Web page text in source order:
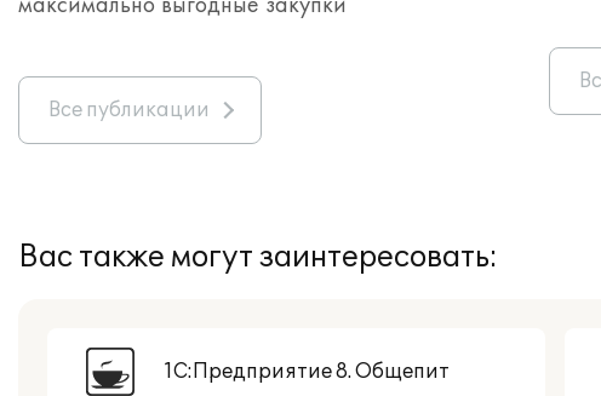
Все публикации
Вас также могут заинтересовать:
1С:Предприятие 8. Общепит